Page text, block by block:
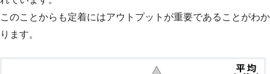
このことからも定着にはアウトプットが重要であることがわか
ります。